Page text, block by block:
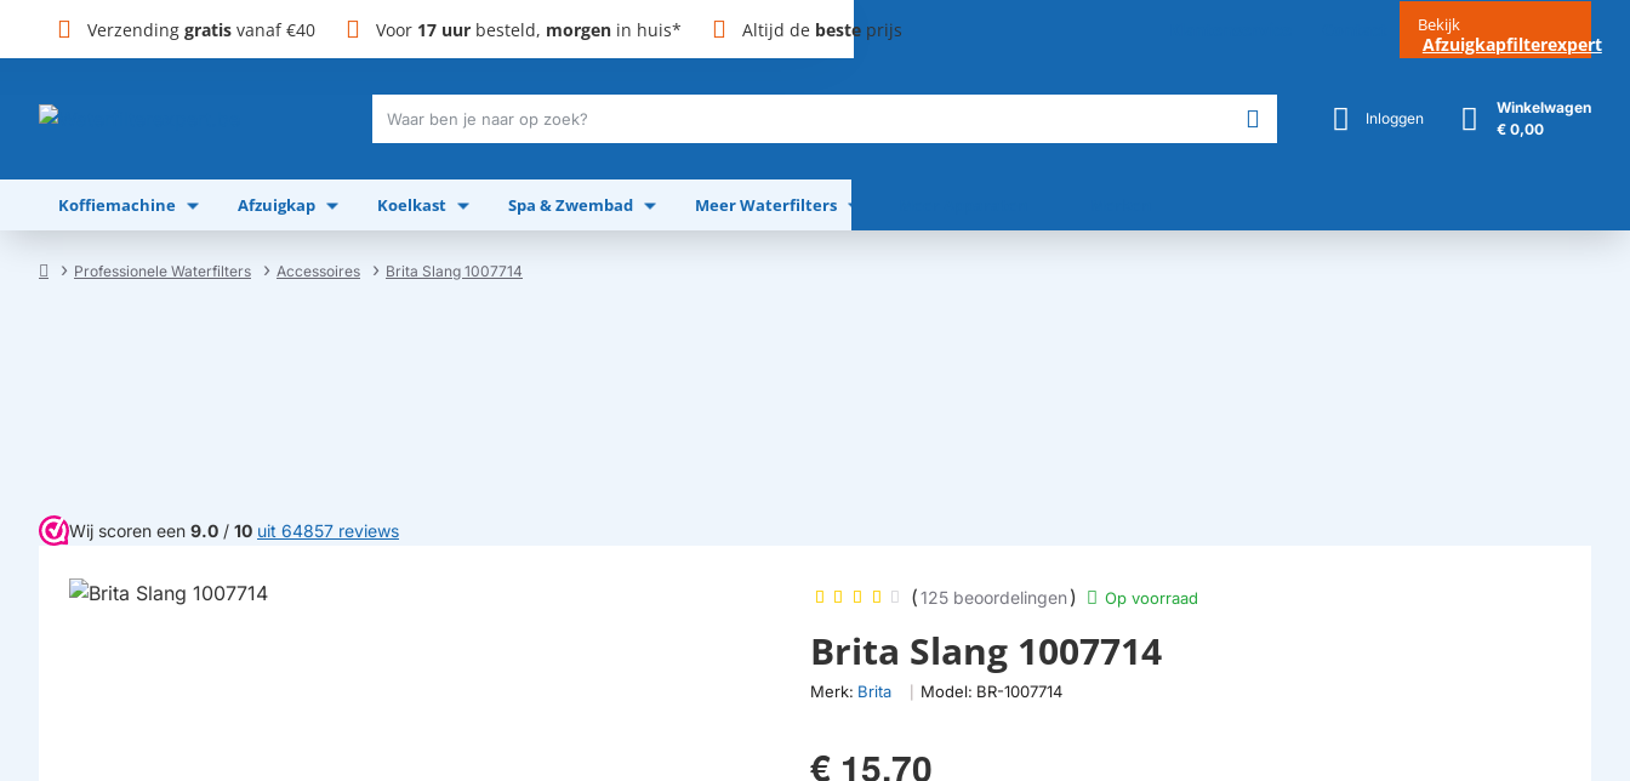
Verzending gratis vanaf €40 Voor 17 uur besteld, morgen in huis* Altijd de beste prijs Bekijk
Afzuigkapfilterexpert
Waar
je
naar
op
Inloggen
Winkelwagen
€ 0,00
Koffiemachine Afzuigkap Koelkast Spa & Zwembad Meer Waterfilters
Professionele Waterfilters Accessoires Brita Slang 1007714
Wij scoren een 9.0 / 10 uit 64857 reviews
Brita Slang 1007714
Merk: Brita Model: BR-1007714
(125 beoordelingen) Op voorraad
€ 15,70